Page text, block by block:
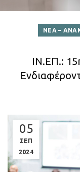
ΝΕΑ –
ΙΝ.ΕΠ.:
05
ΣΕΠ
2024